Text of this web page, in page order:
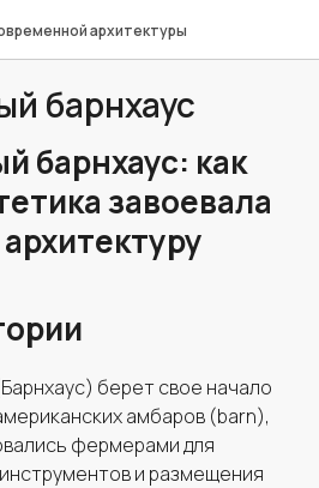
архитектуры
барнхаус
барнхаус: как
завоевала
берет свое начало
амбаров (barn),
фермерами для
и размещения